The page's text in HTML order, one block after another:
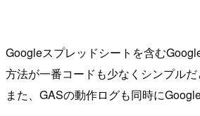
Googleスプレッドシートを含む
方法が一番コードも少なくシンプルだ
また、GASの動作ログも同時に